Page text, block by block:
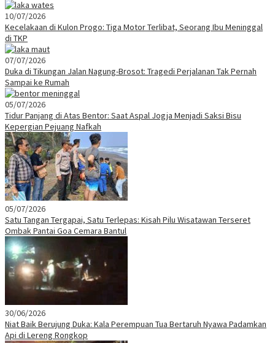
10/07/2026
Kecelakaan di Kulon Progo: Tiga Motor Terlibat, Seorang Ibu Meninggal
di TKP
07/07/2026
Duka di Tikungan Jalan Nagung-Brosot: Tragedi Perjalanan Tak Pernah
Sampai ke Rumah
05/07/2026
Tidur Panjang di Atas Bentor: Saat Aspal Jogja Menjadi Saksi Bisu
Kepergian Pejuang Nafkah
05/07/2026
Satu Tangan Tergapai, Satu Terlepas: Kisah Pilu Wisatawan Terseret
Ombak Pantai Goa Cemara Bantul
30/06/2026
Niat Baik Berujung Duka: Kala Perempuan Tua Bertaruh Nyawa Padamkan
Api di Lereng Rongkop